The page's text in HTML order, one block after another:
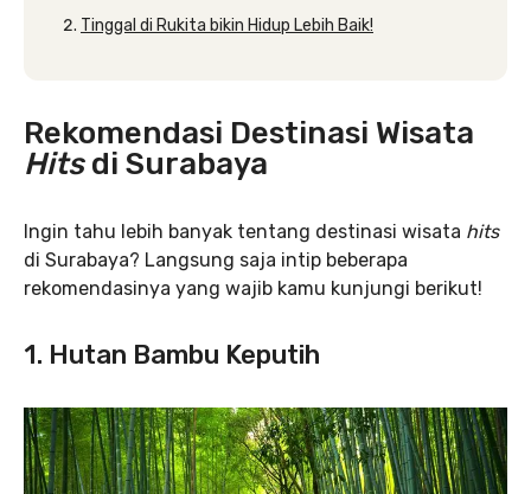
Tinggal di Rukita bikin Hidup Lebih Baik!
Rekomendasi Destinasi Wisata
Hitsdi Surabaya
Ingin tahu lebih banyak tentang destinasi wisata hits
di Surabaya? Langsung saja intip beberapa
rekomendasinya yang wajib kamu kunjungi berikut!
1. Hutan Bambu Keputih